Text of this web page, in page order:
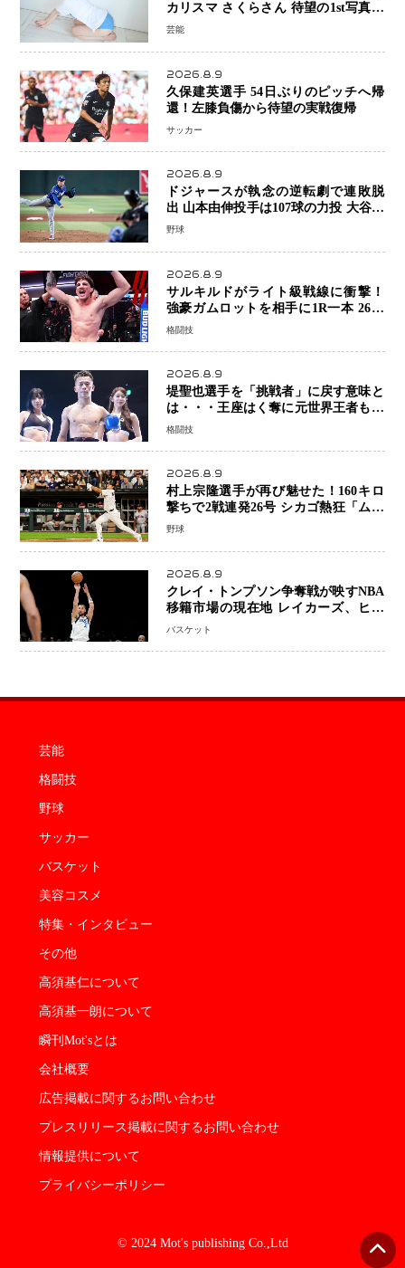
カリスマ さくらさん 待望の1st写真集
が11月5日発売決定 沖縄で“今しか残
芸能
2026.8.9
久保建英選手 54日ぶりのピッチへ帰
還！左膝負傷から待望の実戦復帰
サッカー
2026.8.9
ドジャースが執念の逆転劇で連敗脱
出 山本由伸投手は107球の力投 大谷翔
平選手が延長10回に勝利を呼び込む一
野球
2026.8.9
サルキルドがライト級戦線に衝撃！
強豪ガムロットを相手に1R一本 26歳
の豪州の新星が「トップ戦線」へ名乗
格闘技
2026.8.9
堤聖也選手を「挑戦者」に戻す意味と
は・・・王座はく奪に元世界王者も疑
問符 見たいのは井上拓真選手、那須
格闘技
2026.8.9
村上宗隆選手が再び魅せた！160キロ
撃ちで2戦連発26号 シカゴ熱狂「ムネ
はスターだ」米ファンの人気も急上昇
野球
2026.8.9
クレイ・トンプソン争奪戦が映すNBA
移籍市場の現在地 レイカーズ、ヒー
トが注目する36歳の名シューターをマ
バスケット
芸能
格闘技
野球
サッカー
バスケット
美容コスメ
特集・インタビュー
その他
高須基仁について
高須基一朗について
瞬刊Mot'sとは
会社概要
広告掲載に関するお問い合わせ
プレスリリース掲載に関するお問い合わせ
情報提供について
プライバシーポリシー
© 2024 Mot's publishing Co.,Ltd